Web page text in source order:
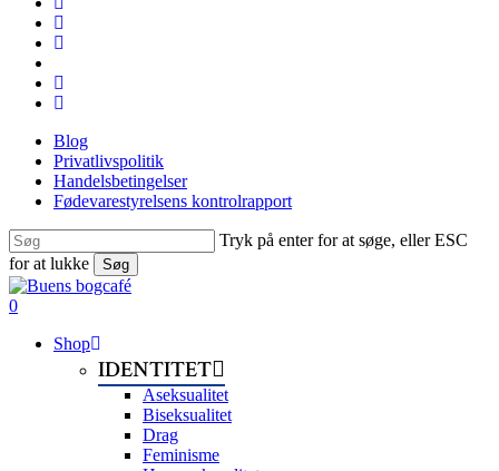
main
content
linkedin
instagram
phone
email
Blog
Privatlivspolitik
Handelsbetingelser
Fødevarestyrelsens kontrolrapport
Tryk på enter for at søge, eller ESC
for at lukke
Søg
Close
Search
search
0
Shop
IDENTITET
Aseksualitet
Biseksualitet
Drag
Feminisme